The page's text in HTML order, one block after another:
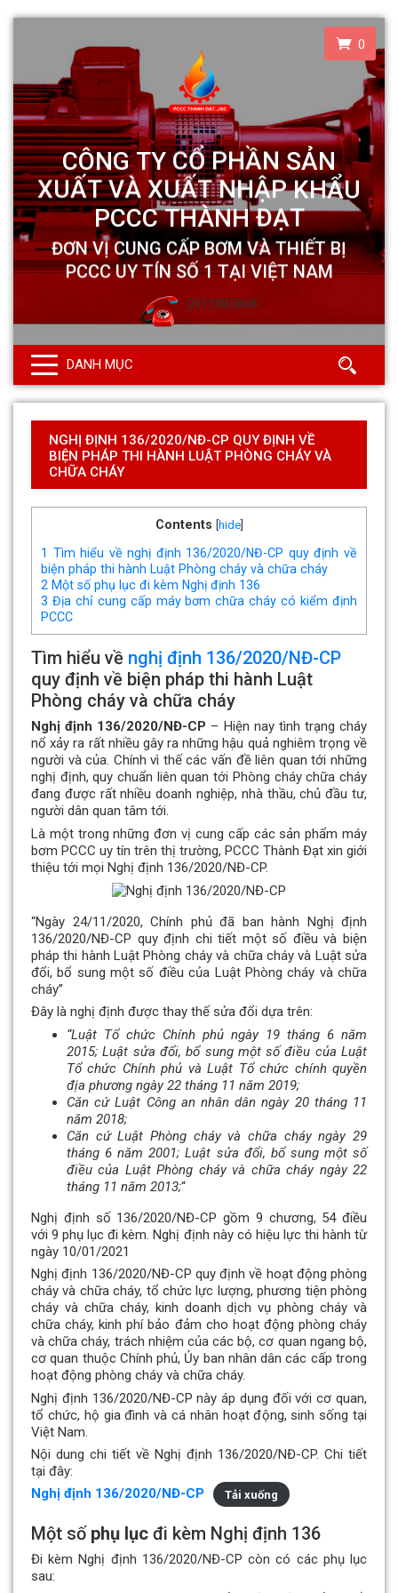
0
0913985808
DANH MỤC
NGHỊ ĐỊNH 136/2020/NĐ-CP QUY ĐỊNH VỀ
BIỆN PHÁP THI HÀNH LUẬT PHÒNG CHÁY VÀ
CHỮA CHÁY
Contents hide]
1 Tìm hiểu về nghị định 136/2020/NĐ-CP quy định về
biện pháp thi hành Luật Phòng cháy và chữa cháy
2 Một số phụ lục đi kèm Nghị định 136
3 Địa chỉ cung cấp máy bơm chữa cháy có kiểm định
PCCC
Tìm hiểu về nghị định 136/2020/NĐ-CP
quy định về biện pháp thi hành Luật
Phòng cháy và chữa cháy
Nghị định 136/2020/NĐ-CP – Hiện nay tình trạng cháy
nổ xảy ra rất nhiều gây ra những hậu quả nghiêm trọng về
người và của. Chính vì thế các vấn đề liên quan tới những
nghị định, quy chuẩn liên quan tới Phòng cháy chữa cháy
đang được rất nhiều doanh nghiệp, nhà thầu, chủ đầu tư,
người dân quan tâm tới.
Là một trong những đơn vị cung cấp các sản phẩm máy
bơm PCCC uy tín trên thị trường, PCCC Thành Đạt xin giới
thiệu tới mọi Nghị định 136/2020/NĐ-CP.
“Ngày 24/11/2020, Chính phủ đã ban hành Nghị định
136/2020/NĐ-CP quy định chi tiết một số điều và biện
pháp thi hành Luật Phòng cháy và chữa cháy và Luật sửa
đổi, bổ sung một số điều của Luật Phòng cháy và chữa
cháy”
Đây là nghị định được thay thế sửa đổi dựa trên:
“Luật Tổ chức Chính phủ ngày 19 tháng 6 năm
2015; Luật sửa đổi, bổ sung một số điều của Luật
Tổ chức Chính phủ và Luật Tổ chức chính quyền
địa phương ngày 22 tháng 11 năm 2019;
Căn cứ Luật Công an nhân dân ngày 20 tháng 11
năm 2018;
Căn cứ Luật Phòng cháy và chữa cháy ngày 29
tháng 6 năm 2001; Luật sửa đổi, bổ sung một số
điều của Luật Phòng cháy và chữa cháy ngày 22
tháng 11 năm 2013;“
Nghị định số 136/2020/NĐ-CP gồm 9 chương, 54 điều
với 9 phụ lục đi kèm. Nghị định này có hiệu lực thi hành từ
ngày 10/01/2021
Nghị định 136/2020/NĐ-CP quy định về hoạt động phòng
cháy và chữa cháy, tổ chức lực lượng, phương tiện phòng
cháy và chữa cháy, kinh doanh dịch vụ phòng cháy và
chữa cháy, kinh phí bảo đảm cho hoạt động phòng cháy
và chữa cháy, trách nhiệm của các bộ, cơ quan ngang bộ,
cơ quan thuộc Chính phủ, Ủy ban nhân dân các cấp trong
hoạt động phòng cháy và chữa cháy.
Nghị định 136/2020/NĐ-CP này áp dụng đối với cơ quan,
tổ chức, hộ gia đình và cá nhân hoạt động, sinh sống tại
Việt Nam.
Nội dung chi tiết về Nghị định 136/2020/NĐ-CP. Chi tiết
tại đây:
Nghị định 136/2020/NĐ-CP
Tải xuống
Một số phụ lục đi kèm Nghị định 136
Đi kèm Nghị định 136/2020/NĐ-CP còn có các phụ lục
sau: